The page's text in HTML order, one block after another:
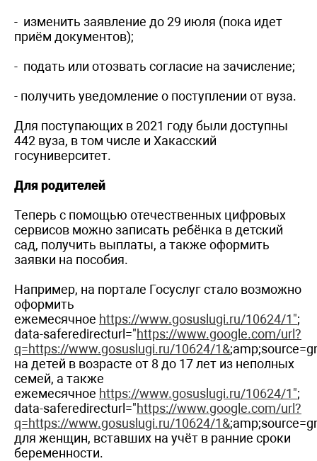
- изменить заявление до 29 июля (пока идет
приём документов);
- подать или отозвать согласие на зачисление;
- получить уведомление о поступлении от вуза.
Для поступающих в 2021 году были доступны
442 вуза, в том числе и Хакасский
госуниверситет.
Для родителей
Теперь с помощью отечественных цифровых
сервисов можно записать ребёнка в детский
сад, получить выплаты, а также оформить
заявки на пособия.
Например, на портале Госуслуг стало возможно
оформить
ежемесячное https://www.gosuslugi.ru/10624/1";
data-saferedirecturl="https://www.google.com/url?
q=https://www.gosuslugi.ru/10624/1&
на детей в возрасте от 8 до 17 лет из неполных
семей, а также
ежемесячное https://www.gosuslugi.ru/10624/1";
data-saferedirecturl="https://www.google.com/url?
q=https://www.gosuslugi.ru/10624/1&
для женщин, вставших на учёт в ранние сроки
беременности.